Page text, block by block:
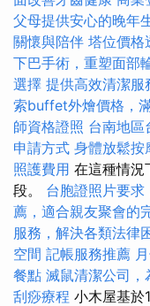
父母提供安心的晚年
關懷與陪伴 塔位價格
下巴手術，重塑面部
選擇 提供高效清潔服
索buffet外燴價格，
師資格證照 台南地區
申請方式 身體放鬆按
照護費用 在這種情況
段。 台胞證照片要
薦，適合親友聚會的
服務，解決各類法律
空間 記帳服務推薦
餐點 滅鼠清潔公司，
刮痧療程 小木屋基於